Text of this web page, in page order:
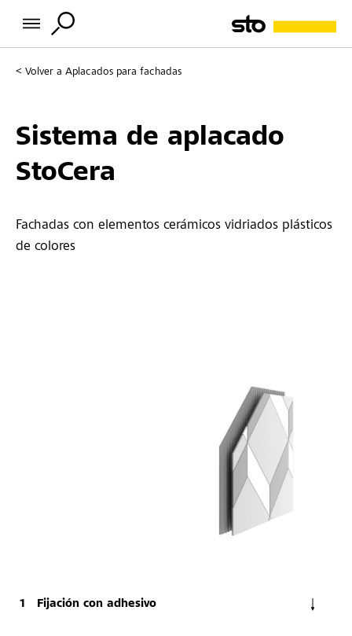
Volver a Aplacados para fachadas
Sistema de aplacado
StoCera
Fachadas con elementos cerámicos vidriados plásticos
de colores
Fijación con adhesivo